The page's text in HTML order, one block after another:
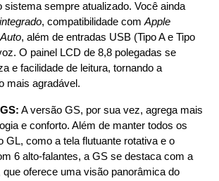
sistema sempre atualizado. Você ainda
, compatibilidade com Apple
, além de entradas USB (Tipo A e Tipo
O painel LCD de 8,8 polegadas se
e facilidade de leitura, tornando a
mais agradável.
A versão GS, por sua vez, agrega mais
e conforto. Além de manter todos os
GL, como a tela flutuante rotativa e o
sistema de som com 6 alto-falantes, a GS se destaca com a
que oferece uma visão panorâmica do